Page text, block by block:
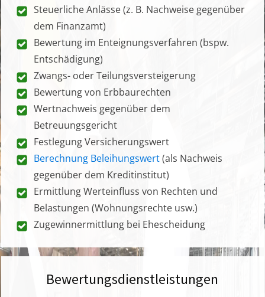
Steuerliche Anlässe (z. B. Nachweise gegenüber
dem Finanzamt)
Bewertung im Enteignungsverfahren (bspw.
Entschädigung)
Zwangs- oder Teilungsversteigerung
Bewertung von Erbbaurechten
Wertnachweis gegenüber dem
Betreuungsgericht
Festlegung Versicherungswert
Berechnung Beleihungswert(als Nachweis
gegenüber dem Kreditinstitut)
Ermittlung Werteinfluss von Rechten und
Belastungen (Wohnungsrechte usw.)
Zugewinnermittlung bei Ehescheidung
Bewertungsdienstleistungen